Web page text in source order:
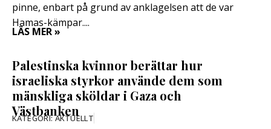
pinne, enbart på grund av anklagelsen att de var
Hamas-kämpar....
LÄS MER »
Palestinska kvinnor berättar hur
israeliska styrkor använde dem som
mänskliga sköldar i Gaza och
Västbanken
KATEGORI:AKTUELLT